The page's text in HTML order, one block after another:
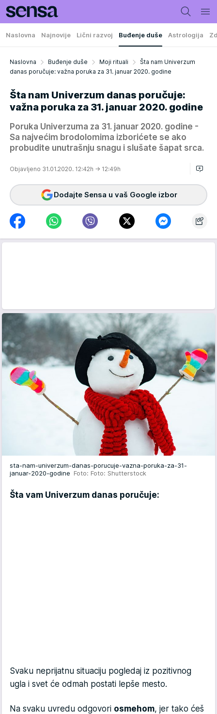
Naslovna Najnovije Lični razvoj Buđenje duše Astrologija
Naslovna Buđenje duše Moji rituali
Šta nam Univerzum
danas poručuje: važna poruka za 31. januar 2020. godine
Šta nam Univerzum danas poručuje:
važna poruka za 31. januar 2020. godine
Poruka Univerzuma za 31. januar 2020. godine -
Sa najvećim brodolomima izborićete se ako
probudite unutrašnju snagu i slušate šapat srca.
Objavljeno 31.01.2020. 12:42h → 12:49h
Dodajte Sensa u vaš Google izbor
sta-nam-univerzum-danas-porucuje-vazna-poruka-za-31-
januar-2020-godine Foto: Foto: Shutterstock
Šta vam Univerzum danas poručuje:
Svaku neprijatnu situaciju pogledaj iz pozitivnog
ugla i svet će odmah postati lepše mesto.
Na svaku uvredu odgovori osmehom, jer tako ćeš